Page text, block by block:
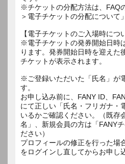
※チケットの分配方法は、FAQ
＞電子チケットの分配について
【電子チケットのご入場時につ
※電子チケットの発券開始日時
ります。発券開始日時を迎えた
チケットが表示されます。
※ご登録いただいた「氏名」が
す。
お申し込み前に、FANY ID、
にて正しい「氏名・フリガナ・
いるかご確認ください。（既存
名」、新規会員の方は「FANY
ださい）
プロフィールの修正を行った場
をログインし直してからお申